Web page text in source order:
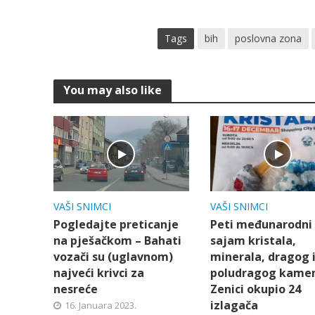
Tags bih poslovna zona
You may also like
VAŠI SNIMCI
Pogledajte preticanje
na pješačkom – Bahati
vozači su (uglavnom)
najveći krivci za
nesreće
16. Januara 2023.
VAŠI SNIMCI
Peti međunarodni
sajam kristala,
minerala, dragog i
poludragog
Zenici okupio 24
izlagača